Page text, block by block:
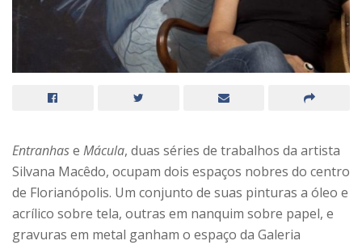
Entranhase Mácula, duas séries de trabalhos da artista
Silvana Macêdo, ocupam dois espaços nobres do centro
de Florianópolis. Um conjunto de suas pinturas a óleo e
acrílico sobre tela, outras em nanquim sobre papel, e
gravuras em metal ganham o espaço da Galeria